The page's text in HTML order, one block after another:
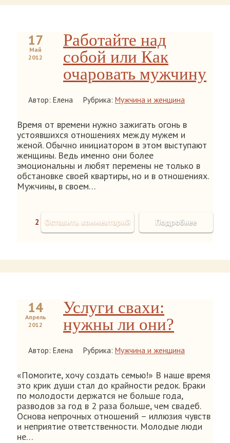
17
Май
2012
Работайте над
собой или Как
очаровать мужчину
Автор: Елена Рубрика: Мужчина и женщина
Время от времени нужно зажигать огонь в
устоявшихся отношениях между мужем и
женой. Обычно инициатором в этом выступают
женщины. Ведь именно они более
эмоциональны и любят перемены не только в
обстановке своей квартиры, но и в отношениях.
Мужчины, в своем…
2 Подробнее
Оставить комментарий
14
Апрель
2012
Услуги свахи:
нужны ли они?
Автор: Елена Рубрика: Мужчина и женщина
«Помогите, хочу создать семью!» В наше время
это крик души стал до крайности редок. Браки
по молодости держатся не больше года,
разводов за год в 2 раза больше, чем свадеб.
Основа непрочных отношений – иллюзия чувств
и неприятие ответственности. Молодые люди
не…